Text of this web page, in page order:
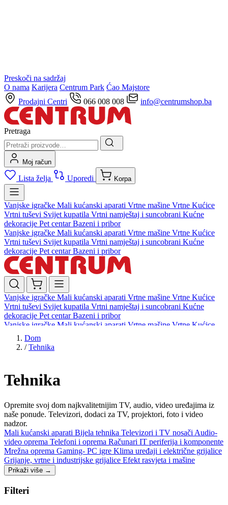
Preskoči na sadržaj
O nama Karijera Centrum Park Ćao Majstore
Prodajni Centri
066 008 008 info@centrumshop.ba
Pretraga
Moj račun
Lista želja Uporedi Korpa
Vanjske igračke Mali kućanski aparati Vrtne mašine Vrtne Kućice
Vrtni tuševi Svijet kupatila Vrtni namještaj i suncobrani Kućne
dekoracije Pet centarBazeni i pribor
Vanjske igračke Mali kućanski aparati Vrtne mašine Vrtne Kućice
Vrtni tuševi Svijet kupatila Vrtni namještaj i suncobrani Kućne
dekoracije Pet centarBazeni i pribor
Vanjske igračke Mali kućanski aparati Vrtne mašine Vrtne Kućice
Vrtni tuševi Svijet kupatila Vrtni namještaj i suncobrani Kućne
dekoracije Pet centarBazeni i pribor
Vanjske igračke Mali kućanski aparati Vrtne mašine Vrtne Kućice
Vrtni tuševi
dekoracijePet centar
Dom
/ Tehnika
Tehnika
Opremite svoj dom najkvalitetnijim TV, audio, video uređajima iz
naše ponude. Televizori, dodaci za TV, projektori, foto i video
nadzor.
Mali kućanski aparati Bijela tehnika Televizori i TV nosači Audio-
video oprema Telefoni i oprema Računari IT periferija i komponente
Mrežna oprema Gaming- PC igre Klima uređaji i električne grijalice
Grijanje, vrtne i industrijske grijalice Efekt rasvjeta i mašine
Prikaži više →
Filteri